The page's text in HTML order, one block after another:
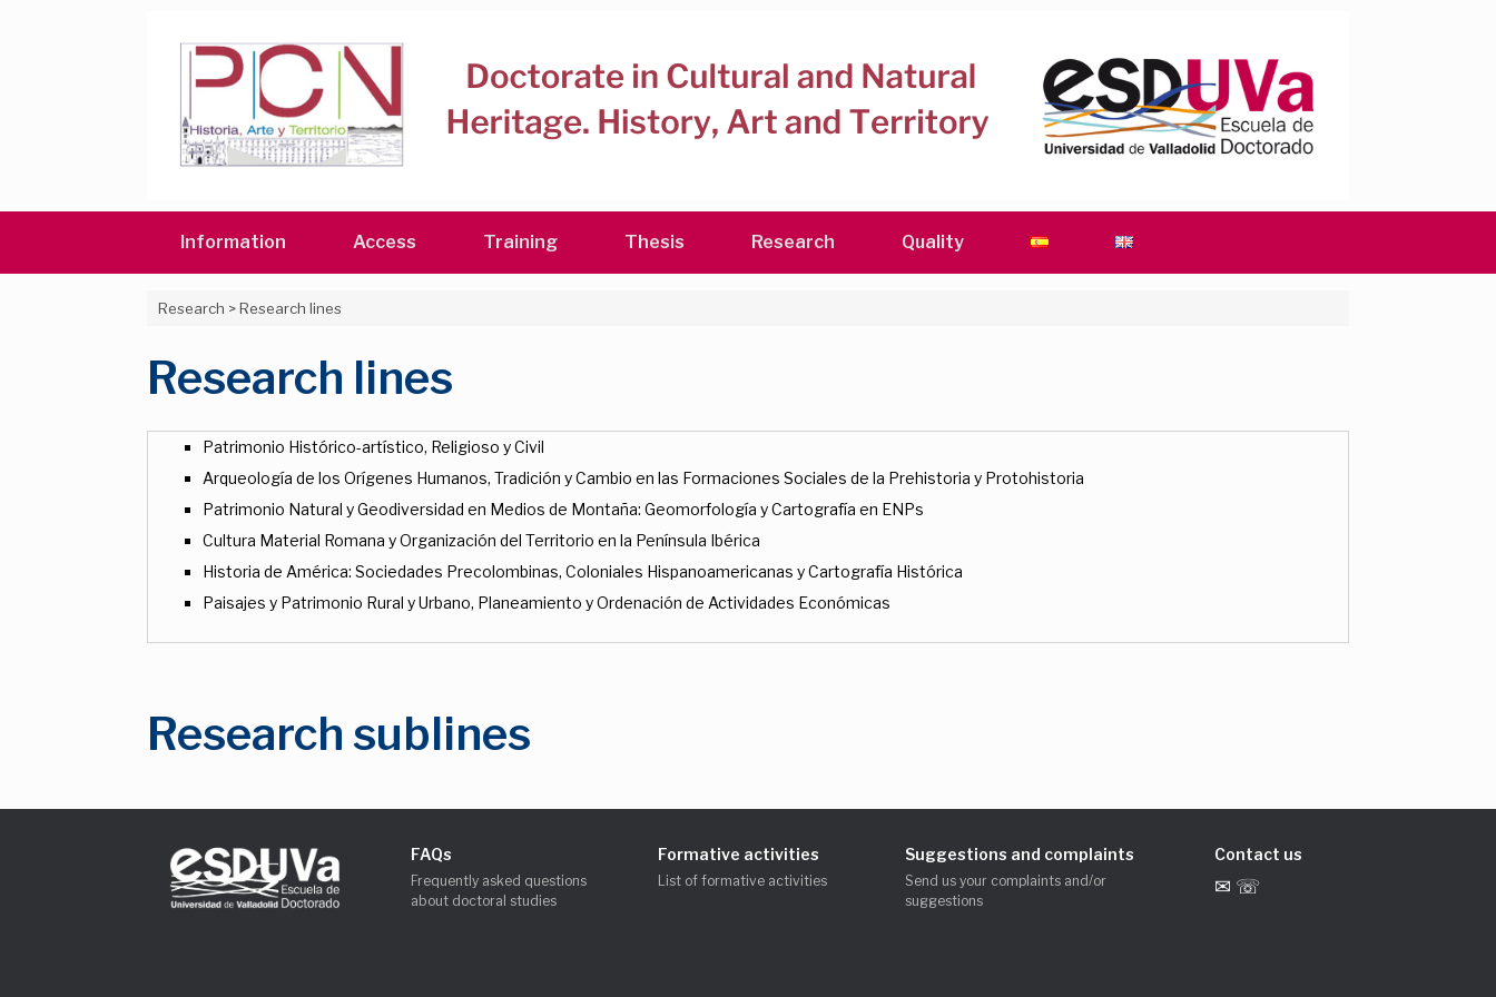
Information Access Training Thesis Research Quality
Research >Research lines
Research lines
Patrimonio Histórico-artístico, Religioso y Civil
Arqueología de los Orígenes Humanos, Tradición y Cambio en las Formaciones Sociales de la Prehistoria y Protohistoria
Patrimonio Natural y Geodiversidad en Medios de Montaña: Geomorfología y Cartografía en ENPs
Cultura Material Romana y Organización del Territorio en la Península Ibérica
Historia de América: Sociedades Precolombinas, Coloniales Hispanoamericanas y Cartografía Histórica
Paisajes y Patrimonio Rural y Urbano, Planeamiento y Ordenación de Actividades Económicas
Research sublines
FAQs
Frequently asked questions
about doctoral studies
Formative activities
List of formative activities
Suggestions and complaints
Send us your complaints and/or
suggestions
Contact us
✉ ☏